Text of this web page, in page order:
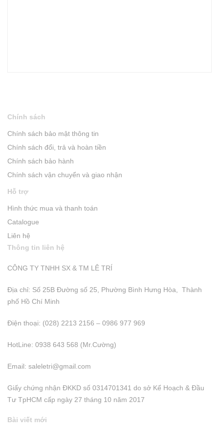
Chính sách
Chính sách bảo mật thông tin
Chính sách đổi, trả và hoàn tiền
Chính sách bảo hành
Chính sách vận chuyển và giao nhận
Hỗ trợ
Hình thức mua và thanh toán
Catalogue
Liên hệ
Thông tin liên hệ
CÔNG TY TNHH SX & TM LÊ TRÍ
Địa chỉ: Số 25B Đường số 25, Phường Bình Hưng Hòa, Thành
phố Hồ Chí Minh
Điện thoại: (028) 2213 2156 – 0986 977 969
HotLine: 0938 643 568 (Mr.Cường)
Email: saleletri@gmail.com
Giấy chứng nhận ĐKKD số 0314701341 do sở Kể Hoạch & Đầu
Tư TpHCM cấp ngày 27 tháng 10 năm 2017
Bài viết mới